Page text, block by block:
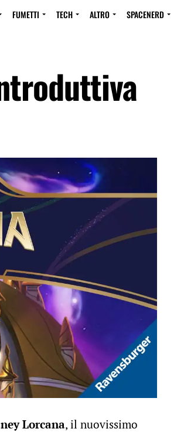
FUMETTI TECH ALTRO SPACENERD
Lorcana, il nuovissimo